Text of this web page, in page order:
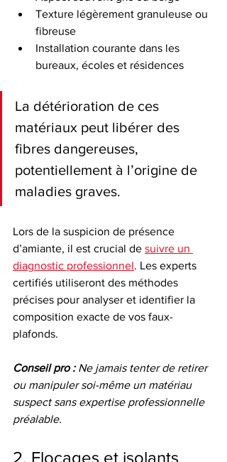
Texture légèrement granuleuse ou
fibreuse
Installation courante dans les
bureaux, écoles et résidences
La détérioration de ces
matériaux peut libérer des
fibres dangereuses,
potentiellement à l’origine de
maladies graves.
Lors de la suspicion de présence
d’amiante, il est crucial de suivre un
diagnostic professionnel. Les experts
certifiés utiliseront des méthodes
précises pour analyser et identifier la
composition exacte de vos faux-
plafonds.
Conseil pro : Ne jamais tenter de retirer
ou manipuler soi-même un matériau
suspect sans expertise professionnelle
préalable.
2. Flocages et isolants